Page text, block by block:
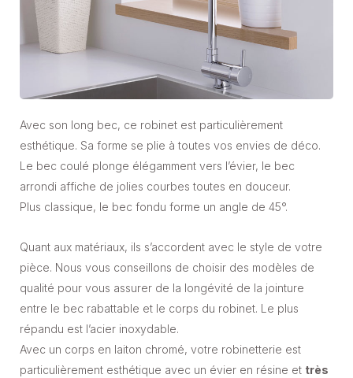
Avec son long bec, ce robinet est particulièrement
esthétique. Sa forme se plie à toutes vos envies de déco.
Le bec coulé plonge élégamment vers l’évier, le bec
arrondi affiche de jolies courbes toutes en douceur.
Plus classique, le bec fondu forme un angle de 45°.
Quant aux matériaux, ils s’accordent avec le style de votre
pièce. Nous vous conseillons de choisir des modèles de
qualité pour vous assurer de la longévité de la jointure
entre le bec rabattable et le corps du robinet. Le plus
répandu est l’acier inoxydable.
Avec un corps en laiton chromé, votre robinetterie est
particulièrement esthétique avec un évier en résine et très